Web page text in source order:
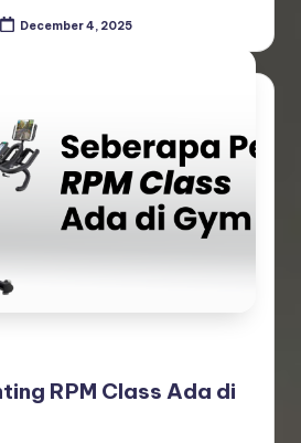
December 4, 2025
RPM Class Ada di